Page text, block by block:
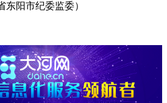
阳市纪委监委）